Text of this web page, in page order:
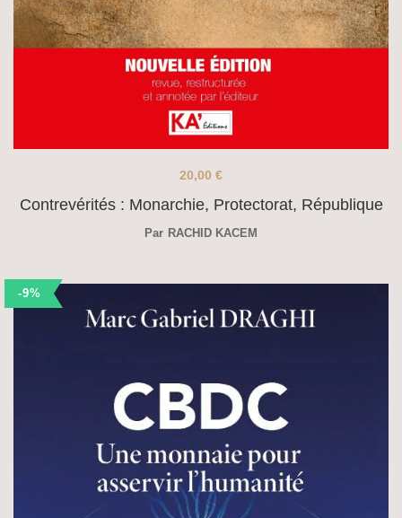
Contrevérités : Monarchie, Protectorat, République
20,00 €
Par RACHID KACEM
-9%